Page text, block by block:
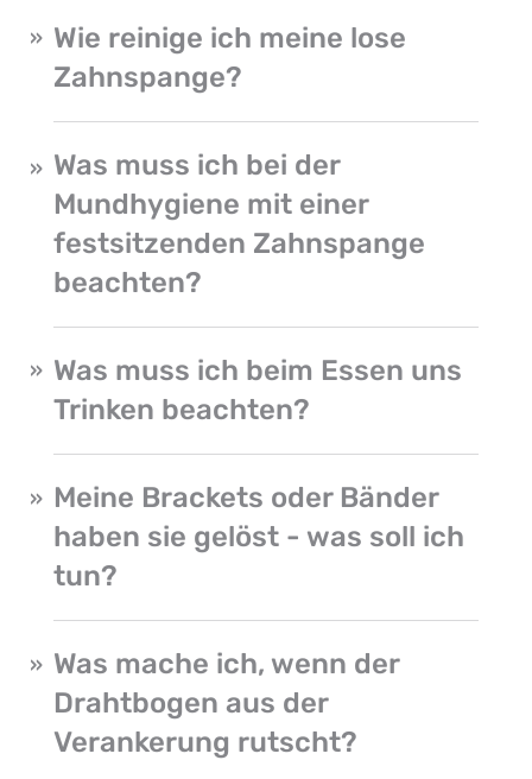
Wie reinige ich meine lose
Zahnspange?
Was muss ich bei der
Mundhygiene mit einer
festsitzenden Zahnspange
beachten?
Was muss ich beim Essen uns
Trinken beachten?
Meine Brackets oder Bänder
haben sie gelöst - was soll ich
tun?
Was mache ich, wenn der
Drahtbogen aus der
Verankerung rutscht?